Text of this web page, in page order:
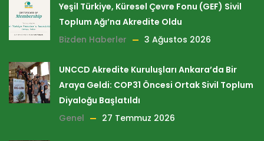
Yeşil Türkiye, Küresel Çevre Fonu (GEF) Sivil
Toplum Ağı’na Akredite Oldu
Bizden Haberler
3 Ağustos 2026
UNCCD Akredite Kuruluşları Ankara’da Bir
Araya Geldi: COP31 Öncesi Ortak Sivil Toplum
Diyaloğu Başlatıldı
Genel
27 Temmuz 2026